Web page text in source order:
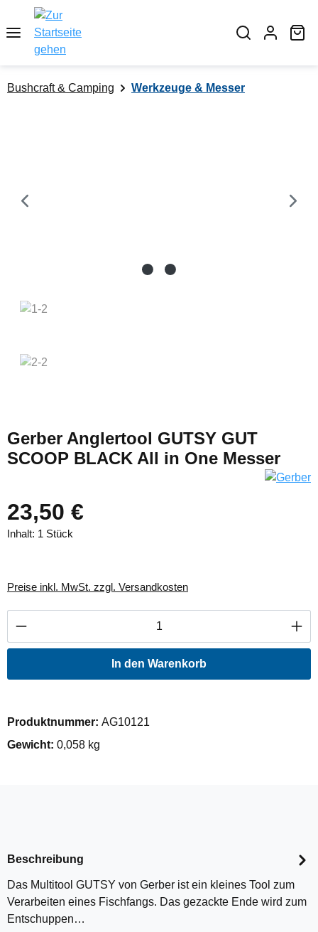
springen
Bushcraft & Camping Werkzeuge & Messer
Gerber Anglertool GUTSY GUT
SCOOP BLACK All in One Messer
23,50 €
Inhalt: 1 Stück
Preise inkl. MwSt. zzgl. Versandkosten
Produkt Anzahl: Gib den gewünschten
In den Warenkorb
Produktnummer: AG10121
Gewicht: 0,058 kg
Beschreibung
Das Multitool GUTSY von Gerber ist ein kleines Tool zum
Verarbeiten eines Fischfangs. Das gezackte Ende wird zum
Entschuppen…